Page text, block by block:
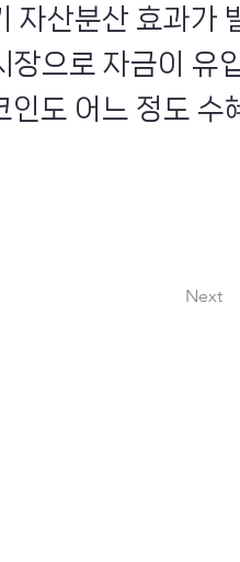
자산분산 효과가
장으로 자금이 유
인도 어느 정도 수
Next